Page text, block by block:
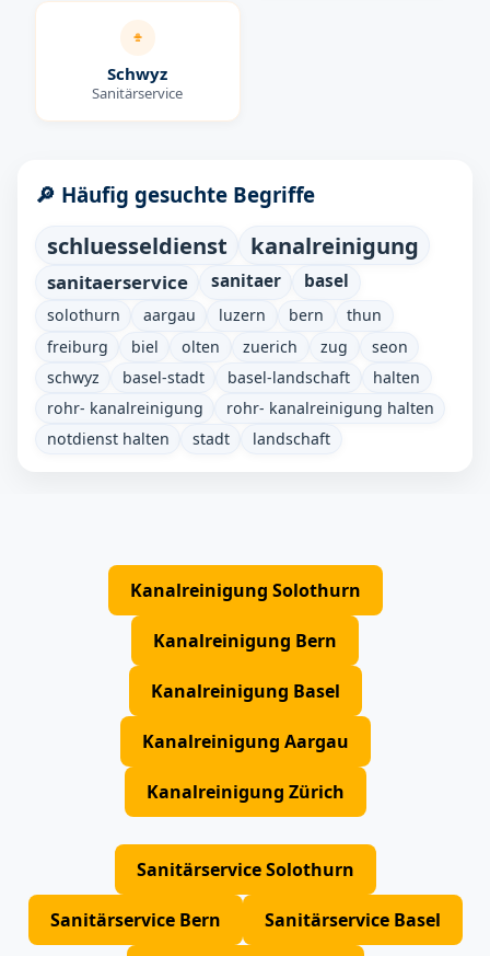
Schwyz
Sanitärservice
🔎 Häufig gesuchte Begriffe
schluesseldienst kanalreinigung
sanitaerservice sanitaer basel
solothurn aargau luzern bern
thun
freiburg
biel olten zuerich zug
seon
schwyz
basel-stadt basel-landschaft
halten
rohr- kanalreinigung
rohr- kanalreinigung halten
notdienst halten
stadt landschaft
Kanalreinigung Solothurn
Kanalreinigung Bern
Kanalreinigung Basel
Kanalreinigung Aargau
Kanalreinigung Zürich
Sanitärservice Solothurn
Sanitärservice Bern Sanitärservice Basel